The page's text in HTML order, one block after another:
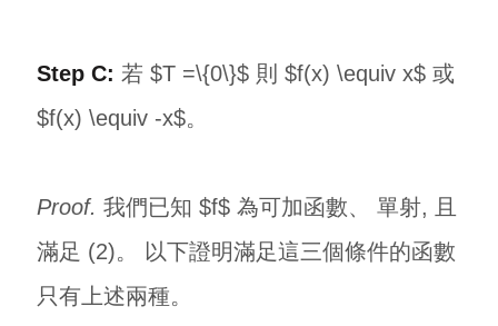
Step C: 若 $T =\{0\}$ 則 $f(x) \equiv x$ 或
$f(x) \equiv -x$。
Proof. 我們已知 $f$ 為可加函數、 單射, 且
滿足 (2)。 以下證明滿足這三個條件的函數
只有上述兩種。